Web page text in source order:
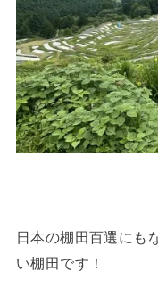
日本の棚田百選にも
い棚田です！